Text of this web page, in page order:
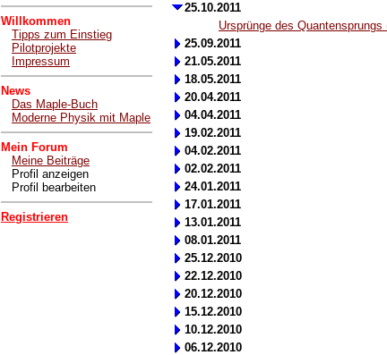
Willkommen
Tipps zum Einstieg
Pilotprojekte
Impressum
News
Das Maple-Buch
Moderne Physik mit Maple
Mein Forum
Meine Beiträge
Profil anzeigen
Profil bearbeiten
Registrieren
25.10.2011
Ursprünge des
25.09.2011
21.05.2011
18.05.2011
20.04.2011
04.04.2011
19.02.2011
04.02.2011
02.02.2011
24.01.2011
17.01.2011
13.01.2011
08.01.2011
25.12.2010
22.12.2010
20.12.2010
15.12.2010
10.12.2010
06.12.2010